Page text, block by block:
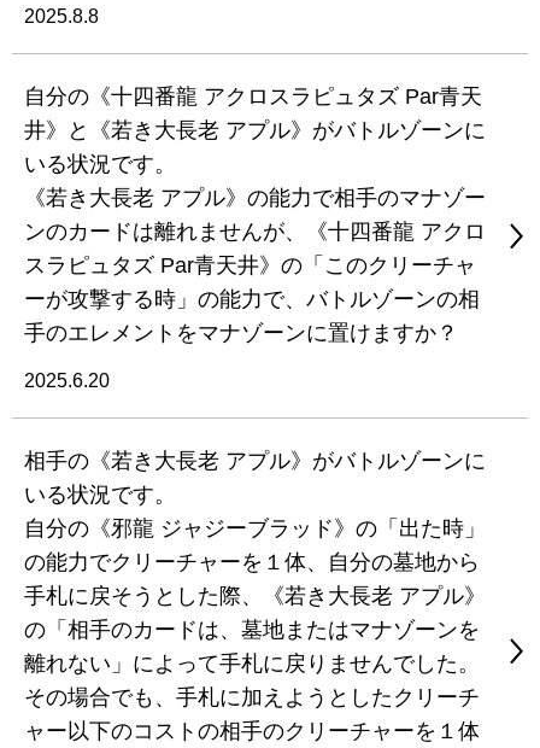
2025.8.8
自分の《十四番龍 アクロスラピュタズ Par青天
井》と《若き大長老 アプル》がバトルゾーンに
いる状況です。
《若き大長老 アプル》の能力で相手のマナゾー
ンのカードは離れませんが、《十四番龍 アクロ
スラピュタズ Par青天井》の「このクリーチャ
ーが攻撃する時」の能力で、バトルゾーンの相
手のエレメントをマナゾーンに置けますか？
2025.6.20
相手の《若き大長老 アプル》がバトルゾーンに
いる状況です。
自分の《邪龍 ジャジーブラッド》の「出た時」
の能力でクリーチャーを１体、自分の墓地から
手札に戻そうとした際、《若き大長老 アプル》
の「相手のカードは、墓地またはマナゾーンを
離れない」によって手札に戻りませんでした。
その場合でも、手札に加えようとしたクリーチ
ャー以下のコストの相手のクリーチャーを１体